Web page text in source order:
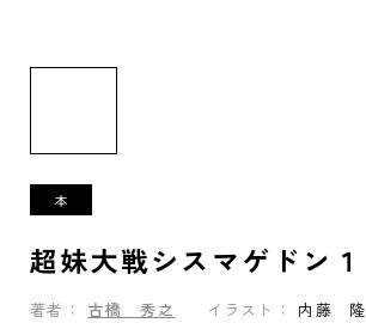
超妹大戦シスマゲドン１
著者： 古橋 秀之 イラスト： 内藤 隆